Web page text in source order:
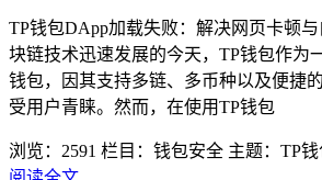
TP钱包DApp加载失败：解决网页卡顿
块链技术迅速发展的今天，TP钱包作为
钱包，因其支持多链、多币种以及便捷
受用户青睐。然而，在使用TP钱包
浏览：2591 栏目：钱包安全 主题：TP